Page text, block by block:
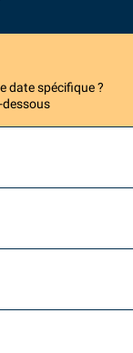
date spécifique ?